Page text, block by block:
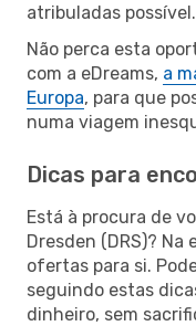
atribuladas possível.
Não perca esta
com a eDreams, a
Europa, para que
numa viagem
Dicas para
Está à procura de
Dresden (DRS)?
ofertas para si.
seguindo estas
dinheiro, sem